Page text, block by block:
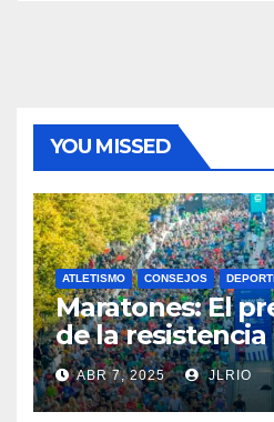
YOU MISSED
ATLETISMO CONSEJOS
Maratones: El
de la resistencia
ABR 7, 2025 JLRIO